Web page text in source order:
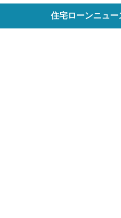
住宅ローンニュー